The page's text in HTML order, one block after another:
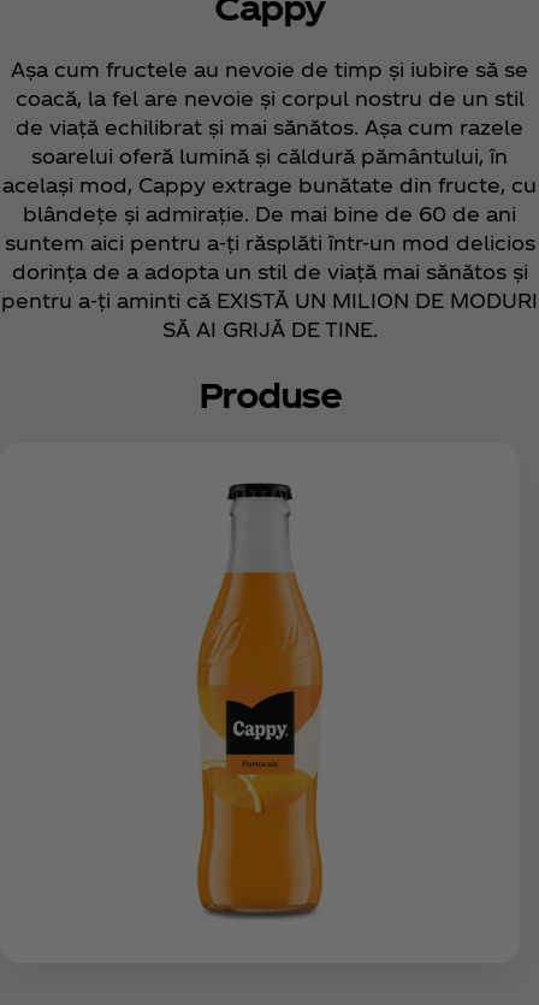
Așa cum fructele au nevoie de timp și iubire să se
coacă, la fel are nevoie și corpul nostru de un stil
de viață echilibrat și mai sănătos. Așa cum razele
soarelui oferă lumină și căldură pământului, în
același mod, Cappy extrage bunătate din fructe, cu
blândețe și admirație. De mai bine de 60 de ani
suntem aici pentru a-ți răsplăti într-un mod delicios
dorința de a adopta un stil de viață mai sănătos și
pentru a-ți aminti că EXISTĂ UN MILION DE MODURI
SĂ AI GRIJĂ DE TINE.
Produse